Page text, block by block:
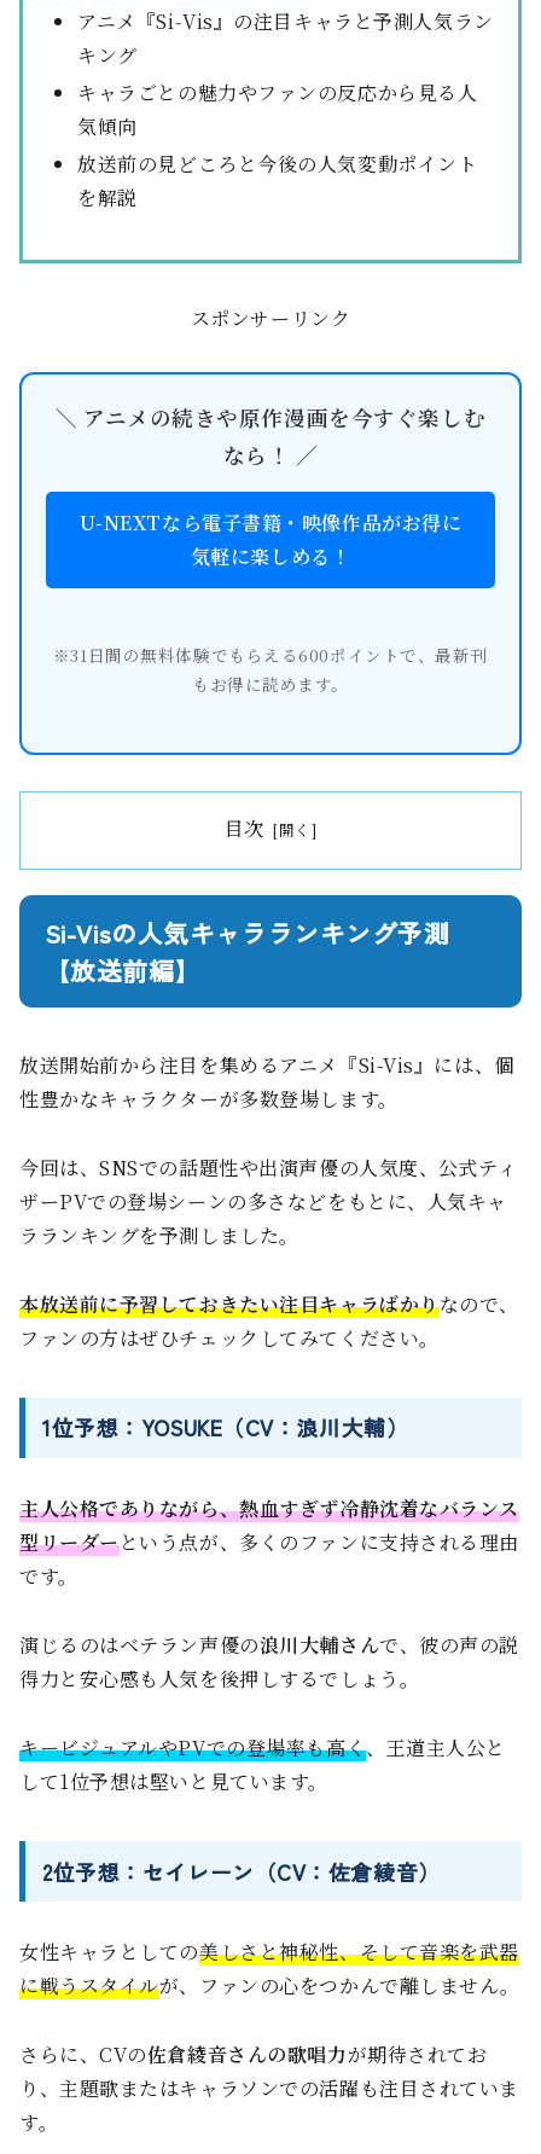
アニメ『Si‑Vis』の注目キャラと予測人気ラン
キング
キャラごとの魅力やファンの反応から見る人
気傾向
放送前の見どころと今後の人気変動ポイント
を解説
スポンサーリンク
＼ アニメの続きや原作漫画を今すぐ楽しむ
なら！ ／
U-NEXTなら電子書籍・映像作品がお得に
気軽に楽しめる！
※31日間の無料体験でもらえる600ポイントで、最新刊
もお得に読めます。
目次
Si-Visの人気キャラランキング予測
【放送前編】
放送開始前から注目を集めるアニメ『Si-Vis』には、個
性豊かなキャラクターが多数登場します。
今回は、SNSでの話題性や出演声優の人気度、公式ティ
ザーPVでの登場シーンの多さなどをもとに、人気キャ
ラランキングを予測しました。
本放送前に予習しておきたい注目キャラばかりなので、
ファンの方はぜひチェックしてみてください。
1位予想：YOSUKE（CV：浪川大輔）
主人公格でありながら、熱血すぎず冷静沈着なバランス
型リーダーという点が、多くのファンに支持される理由
です。
演じるのはベテラン声優の浪川大輔さんで、彼の声の説
得力と安心感も人気を後押しするでしょう。
キービジュアルやPVでの登場率も高く、王道主人公と
して1位予想は堅いと見ています。
2位予想：セイレーン（CV：佐倉綾音）
女性キャラとしての美しさと神秘性、そして音楽を武器
に戦うスタイルが、ファンの心をつかんで離しません。
さらに、CVの佐倉綾音さんの歌唱力が期待されてお
り、主題歌またはキャラソンでの活躍も注目されていま
す。